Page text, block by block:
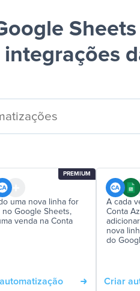
Sheets
integrações
PREMIUM
uma nova linha for
no Google Sheets,
venda na Conta
A cada
Conta
nova
do
Criar